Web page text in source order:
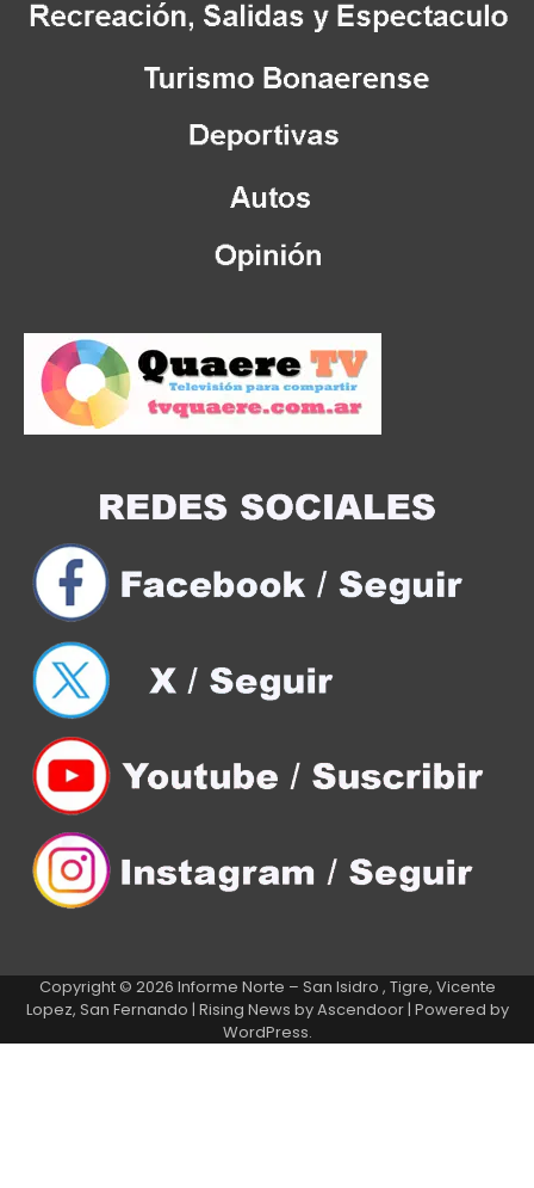
Copyright © 2026 Informe Norte – San Isidro , Tigre, Vicente
Lopez, San Fernando | Rising News byAscendoor| Powered by
WordPress.